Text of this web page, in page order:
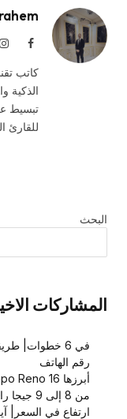
كاتب
الذكية
تبسيط
للقارئ
البحث
المشاركات
في 6 خطوات|
رقم الهاتف
أبرزها Oppo Reno 16| أبرز الهواتف المرتقبة في يوليو 2026
من 8 إلى 9 جيجا رام| تسريبات آيفون 18 الأساسي